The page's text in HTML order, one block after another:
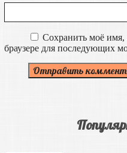
Сохранить моё имя,
браузере для последующих